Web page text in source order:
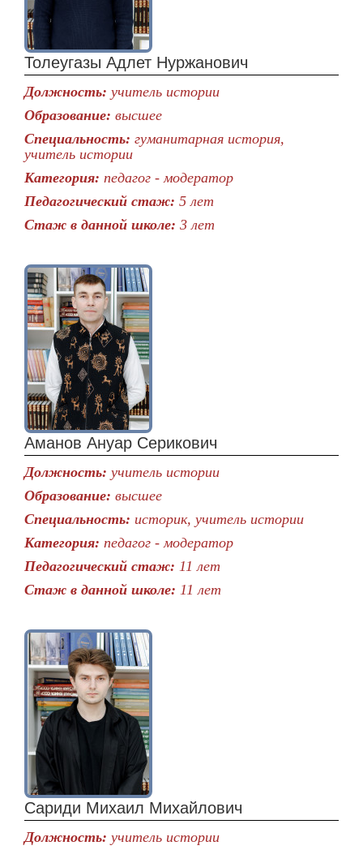
Толеугазы Адлет Нуржанович
Должность: учитель истории
Образование: высшее
Специальность: гуманитарная история,
учитель истории
Категория: педагог - модератор
Педагогический стаж: 5 лет
Стаж в данной школе: 3 лет
Аманов Ануар Серикович
Должность: учитель истории
Образование: высшее
Специальность: историк, учитель истории
Категория: педагог - модератор
Педагогический стаж: 11 лет
Стаж в данной школе: 11 лет
Сариди Михаил Михайлович
Должность: учитель истории